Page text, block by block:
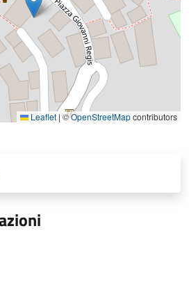
Leaflet | ©OpenStreetMapcontributors